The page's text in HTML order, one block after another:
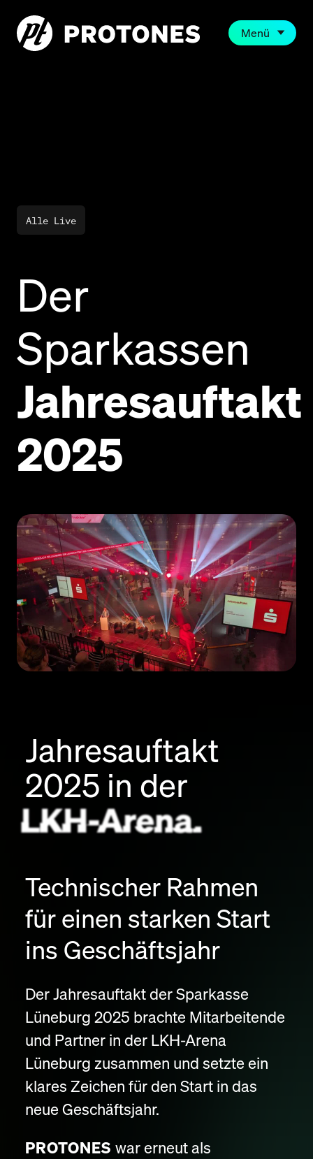
Menü
Alle Live
Der
Sparkassen
Jahresauftakt
2025
Jahresauftakt
2025 in der
LKH-Arena.
Technischer Rahmen
für einen starken Start
ins Geschäftsjahr
Der Jahresauftakt der Sparkasse
Lüneburg 2025 brachte Mitarbeitende
und Partner in der LKH-Arena
Lüneburg zusammen und setzte ein
klares Zeichen für den Start in das
neue Geschäftsjahr.
PROTONES war erneut als